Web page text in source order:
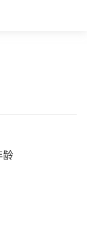
龄